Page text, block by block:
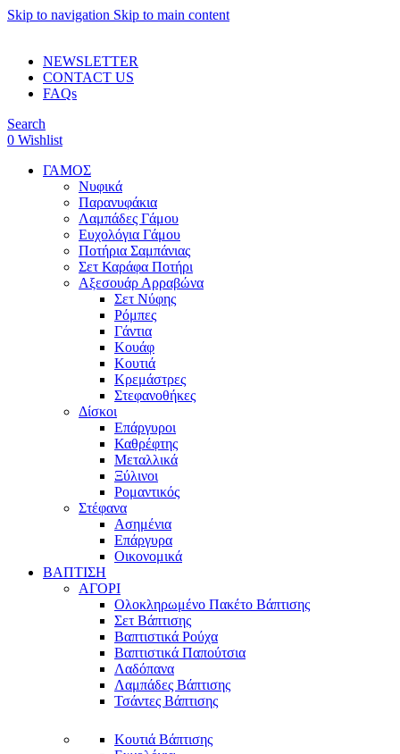
Skip to navigation Skip to main content
NEWSLETTER
CONTACT US
FAQs
Search
0 Wishlist
ΓΑΜΟΣ
Νυφικά
Παρανυφάκια
Λαμπάδες Γάμου
Ευχολόγια Γάμου
Ποτήρια Σαμπάνιας
Σετ Καράφα Ποτήρι
Αξεσουάρ Αρραβώνα
Σετ Νύφης
Ρόμπες
Γάντια
Κουάφ
Κουτιά
Κρεμάστρες
Στεφανοθήκες
Δίσκοι
Επάργυροι
Καθρέφτης
Μεταλλικά
Ξύλινοι
Ρομαντικός
Στέφανα
Ασημένια
Επάργυρα
Οικονομικά
ΒΑΠΤΙΣΗ
ΑΓΟΡΙ
Ολοκληρωμένο Πακέτο Βάπτισης
Σετ Βάπτισης
Βαπτιστικά Ρούχα
Βαπτιστικά Παπούτσια
Λαδόπανα
Λαμπάδες Βάπτισης
Τσάντες Βάπτισης
Κουτιά Βάπτισης